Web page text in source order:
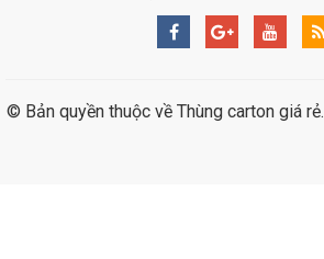
© Bản quyền thuộc về Thùng carton giá rẻ.